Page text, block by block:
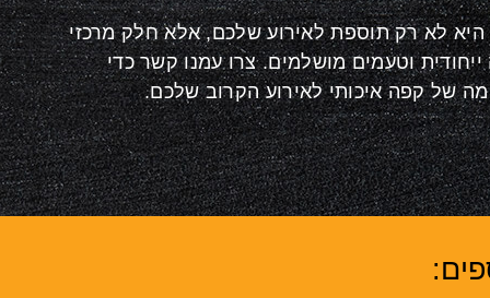
לא רק תוספת לאירוע שלכם, אלא חלק מרכזי
ייחודית וטעמים מושלמים.צרו עמנו קשר כדי
של קפה איכותי לאירוע הקרוב שלכם.